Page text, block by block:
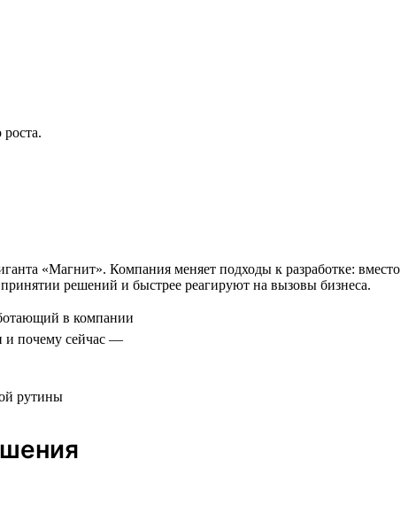
«Магнит». Компания меняет подходы к разработке: вместо
решений и быстрее реагируют на вызовы бизнеса.
в компании
и почему сейчас —